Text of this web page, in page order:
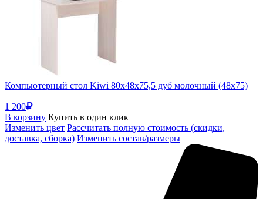
Компьютерный стол Kiwi 80х48х75,5 дуб молочный (48x75)
1 200
В корзину Купить в один клик
Изменить цвет Рассчитать полную стоимость (скидки,
доставка, сборка) Изменить состав/размеры